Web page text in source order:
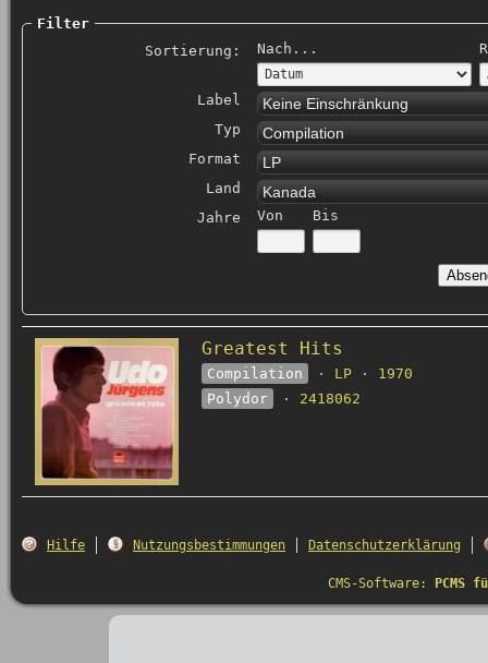
Filter
Sortierung:
Nach...
Label Keine Einschränkung
Typ Compilation
Format LP
Land Kanada
Jahre Von Bis
Greatest Hits
Compilation
· LP · 1970
Polydor
· 2418062
Hilfe Nutzungsbestimmungen Datenschutzerklärung
CMS-Software: PCMS